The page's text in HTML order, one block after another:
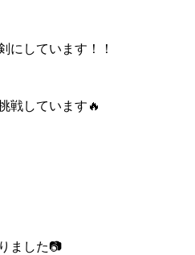
にしています！！
戦しています🔥
ました📷